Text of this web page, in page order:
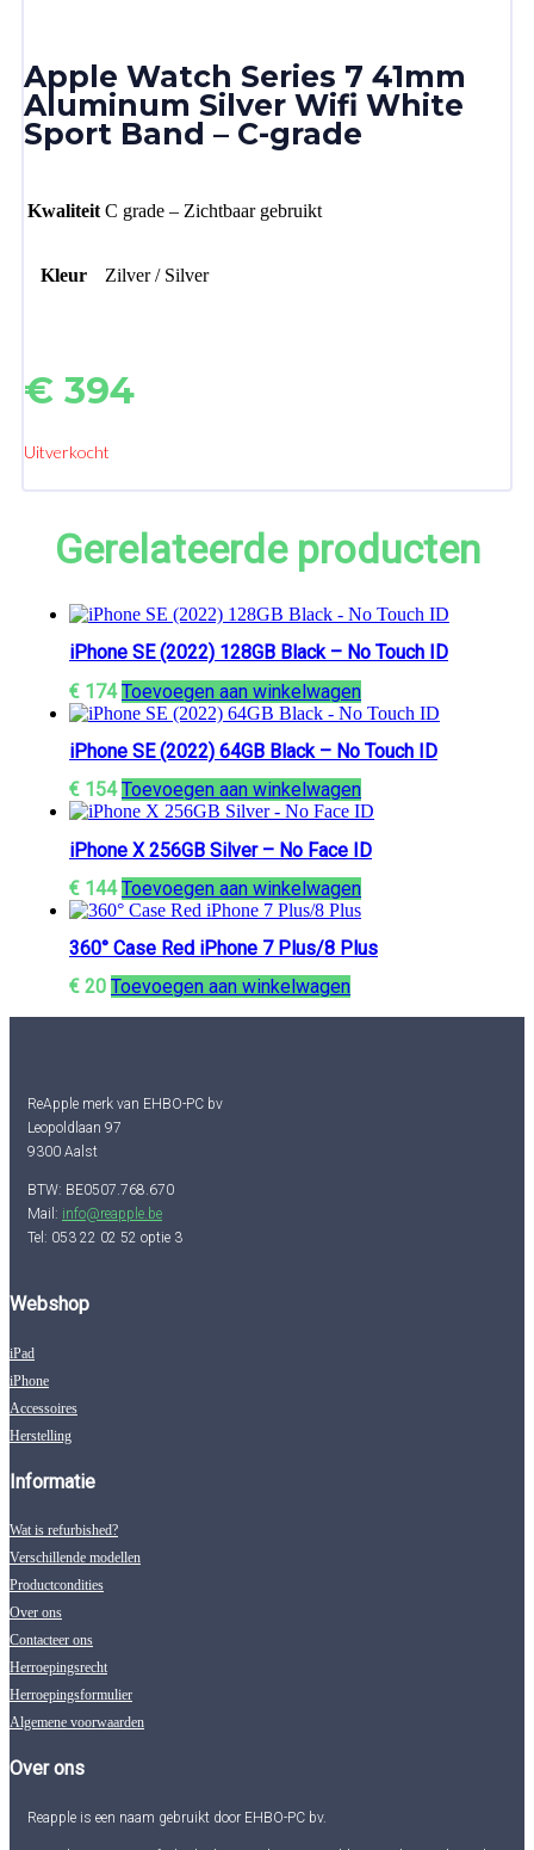
Apple Watch Series 7 41mm
Aluminum Silver Wifi White
Sport Band – C-grade
Kwaliteit C grade – Zichtbaar gebruikt
Kleur Zilver / Silver
€ 394
Uitverkocht
Gerelateerde producten
iPhone SE (2022) 128GB Black – No Touch ID
€ 174 Toevoegen aan winkelwagen
iPhone SE (2022) 64GB Black – No Touch ID
€ 154 Toevoegen aan winkelwagen
iPhone X 256GB Silver – No Face ID
€ 144 Toevoegen aan winkelwagen
360° Case Red iPhone 7 Plus/8 Plus
€ 20 Toevoegen aan winkelwagen
ReApple merk van EHBO-PC bv
Leopoldlaan 97
9300 Aalst
BTW: BE0507.768.670
Mail: info@reapple.be
Tel: 053 22 02 52 optie 3
Webshop
iPad
iPhone
Accessoires
Herstelling
Informatie
Wat is refurbished?
Verschillende modellen
Productcondities
Over ons
Contacteer ons
Herroepingsrecht
Herroepingsformulier
Algemene voorwaarden
Over ons
Reapple is een naam gebruikt door EHBO-PC bv.